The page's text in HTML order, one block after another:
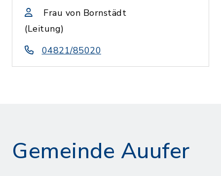
Frau von Bornstädt
(Leitung)
04821/85020
Gemeinde Auufer